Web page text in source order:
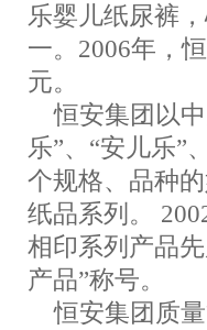
乐婴儿纸尿裤
一。2006年，
元。
恒安集团以中
乐”、“安儿乐”
个规格、品种
纸品系列。
相印系列产品
产品”称号。
恒安集团质量